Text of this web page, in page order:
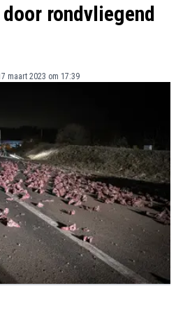
rondvliegend
maart 2023 om 17:39